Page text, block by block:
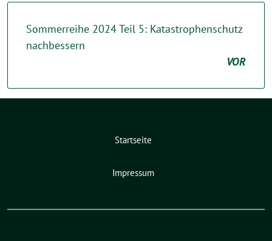
Sommerreihe 2024 Teil 5: Katastrophenschutz
nachbessern
VOR
Startseite
Impressum